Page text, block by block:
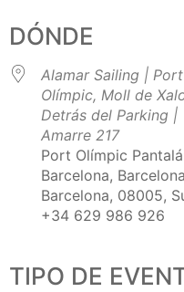
DÓNDE
Alamar Sailing | Port
Olímpic, Moll de
Detrás del Parking |
Amarre 217
Port Olímpic
Barcelona,
Barcelona, 08005,
+34 629 986 926
TIPO DE